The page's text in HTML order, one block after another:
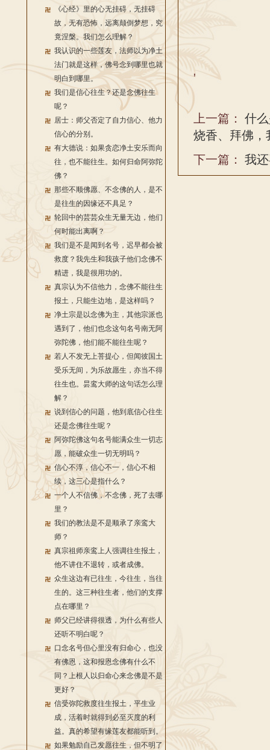
《心经》里的心无挂碍，无挂碍
故，无有恐怖，远离颠倒梦想，究
竟涅槃。我们怎么理解？
我认识的一些莲友，法师以为净土
法门就是这样，佛号念到哪里也就
明白到哪里。
我们是信心往生？还是念佛往生
呢？
居士：师父否定了自力信心、他力
信心的分别。
有大德说：如果贪恋净土安乐而向
往，也不能往生。如何归命阿弥陀
佛？
那些不顺佛愿、不念佛的人，是不
是往生的因缘还不具足？
轮回中的芸芸众生无量无边，他们
何时能出离啊？
我们是不是闻到名号，迟早都会被
救度？我先生和我孩子他们念佛不
精进，我是很用功的。
真宗认为不信他力，念佛不能往生
报土，只能生边地，是这样吗？
净土宗是以念佛为主，其他宗派也
遇到了，他们也念这句名号南无阿
弥陀佛，他们能不能往生呢？
若人不发无上菩提心，但闻彼国土
受乐无间，为乐故愿生，亦当不得
往生也。昙鸾大师的这句话怎么理
解？
说到信心的问题，他到底信心往生
还是念佛往生呢？
阿弥陀佛这句名号能满众生一切志
愿，能破众生一切无明吗？
信心不淳，信心不一，信心不相
续，这三心是指什么？
一个人不信佛，不念佛，死了去哪
里？
我们的教法是不是顺承了亲鸾大
师？
真宗祖师亲鸾上人强调往生报土，
他不讲住不退转，或者成佛。
众生这边有已往生，今往生，当往
生的。这三种往生者，他们的支撑
点在哪里？
师父已经讲得很透，为什么有些人
还听不明白呢？
口念名号但心里没有归命心，也没
有佛恩，这和报恩念佛有什么不
同？上根人以归命心来念佛是不是
更好？
信受弥陀救度往生报土，平生业
成，活着时就得到必至灭度的利
益。真的希望有缘莲友都能听到。
如果勉励自己发愿往生，但不明了
'
上一篇： 什
烧香、拜佛，
下一篇： 我